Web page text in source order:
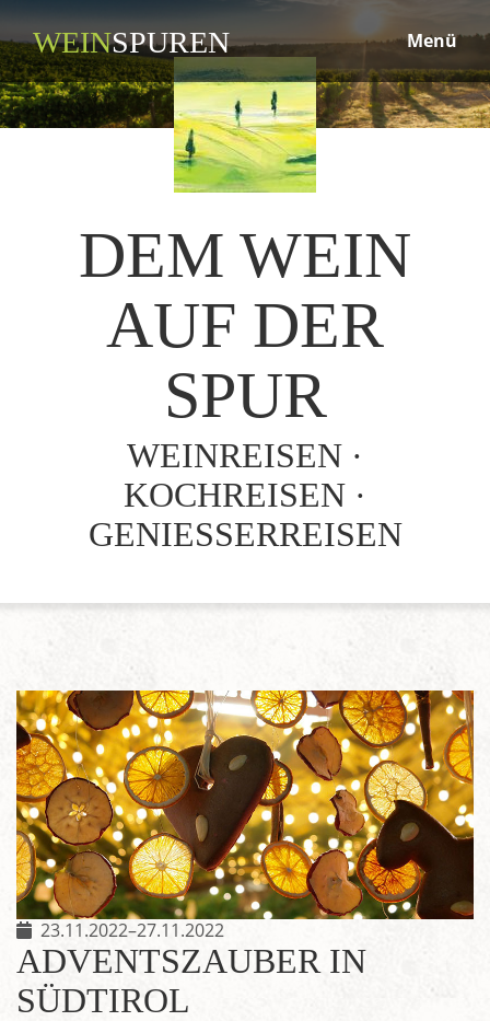
WEINSPUREN Menü
DEM WEIN
AUF DER
SPUR
WEINREISEN ·
KOCHREISEN ·
GENIESSERREISEN
23.11.2022–27.11.2022
ADVENTSZAUBER IN
SÜDTIROL